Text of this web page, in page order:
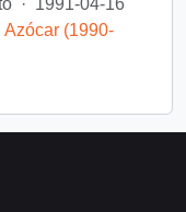
· 1991-04-16
(1990-